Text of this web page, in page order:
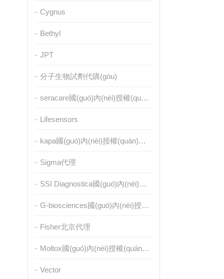
Cygnus
Bethyl
JPT
分子生物試劑代購(gòu)
seracare國(guó)內(nèi)授權(quán)代理
Lifesensors
kapa國(guó)內(nèi)授權(quán)代理
Sigma代理
SSI Diagnostica國(guó)內(nèi)授權(quán)代理
G-biosciences國(guó)內(nèi)授權(quán)代理
Fisher北京代理
Moltox國(guó)內(nèi)授權(quán)代理
Vector